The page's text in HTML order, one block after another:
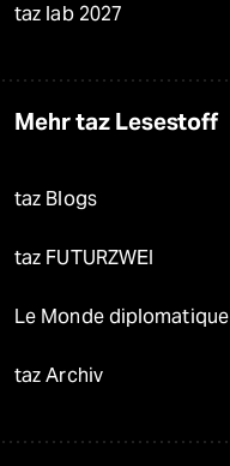
taz lab 2027
Mehr taz Lesestoff
taz Blogs
taz FUTURZWEI
Le Monde diplomatique
taz Archiv